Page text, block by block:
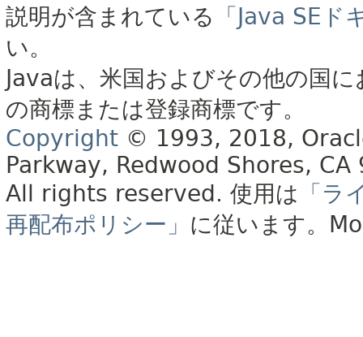
説明が含まれている
「Java SE
い。
Javaは、米国およびその他の国
の商標または登録商標です。
Copyright © 1993, 2018,
Parkway, Redwood Shores, CA
All rights reserved. 使用は 「ラ
再配布ポリシー」 に従います。